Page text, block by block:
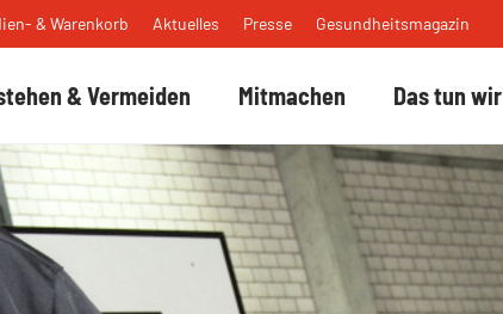
& Vermeiden Mitmachen Das tun wir
& Warenkorb Aktuelles Presse Gesundheitsmagazin